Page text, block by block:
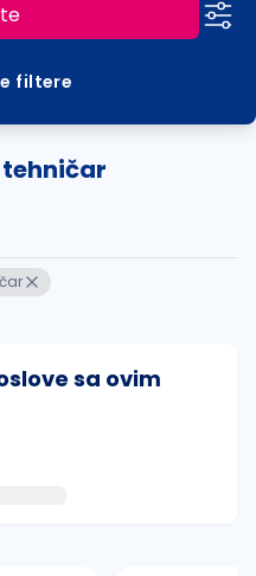
filtere
sa ovim